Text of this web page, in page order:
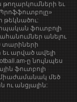
թողարկումների եւ
թեկնածու:
ֆուտբոլի
անելու
տարիների
եւ արված ավելի
ը նույնպես
ֆուտբոլի
միաժամանակ մեծ
ու անցյալին: